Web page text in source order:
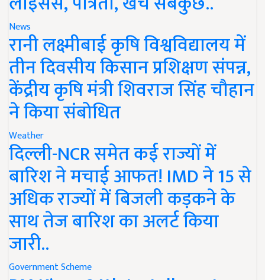
News
रानी लक्ष्मीबाई कृषि विश्वविद्यालय में
तीन दिवसीय किसान प्रशिक्षण संपन्न,
केंद्रीय कृषि मंत्री शिवराज सिंह चौहान
ने किया संबोधित
Weather
दिल्ली-NCR समेत कई राज्यों में
बारिश ने मचाई आफत! IMD ने 15 से
अधिक राज्यों में बिजली कड़कने के
साथ तेज बारिश का अलर्ट किया
जारी..
Government Scheme